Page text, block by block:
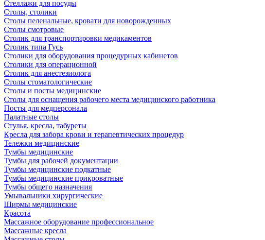
Стеллажи для посуды
Столы, столики
Столы пеленальные, кровати для новорожденных
Столы смотровые
Столик для транспортировки медикаментов
Столик типа Гусь
Столики для оборудования процедурных кабинетов
Столики для операционной
Столик для анестезиолога
Столы стоматологические
Столы и посты медицинские
Столы для оснащения рабочего места медицинского работника
Посты для медперсонала
Палатные столы
Стулья, кресла, табуреты
Кресла для забора крови и терапевтических процедур
Тележки медицинские
Тумбы медицинские
Тумбы для рабочей документации
Тумбы медицинские подкатные
Тумбы медицинские прикроватные
Тумбы общего назначения
Умывальники хирургические
Ширмы медицинские
Красота
Массажное оборудование профессиональное
Массажные кресла